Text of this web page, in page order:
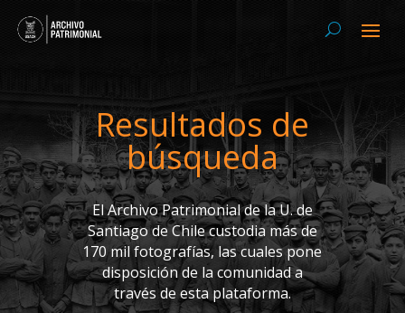
Resultados de
búsqueda
El Archivo Patrimonial de la U. de
Santiago de Chile custodia más de
170 mil fotografías, las cuales pone
disposición de la comunidad a
través de esta plataforma.